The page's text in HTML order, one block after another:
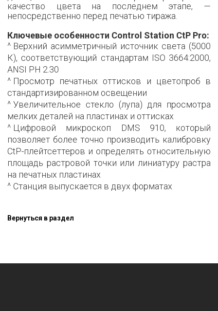
качество цвета на последнем этапе, —
непосредственно перед печатью тиража.
Ключевые особенности Control Station CtP Pro:
Верхний асимметричный источник света (5000
К), соответствующий стандартам ISO 3664:2000,
ANSI PH 2.30
Просмотр печатных оттисков и цветопроб в
стандартизированном освещении
Увеличительное стекло (лупа) для просмотра
мелких деталей на пластинах и оттисках
Цифровой микроскоп DMS 910, который
позволяет более точно производить калибровку
СtР-плейтсеттеров и определять относительную
площадь растровой точки или линиатуру растра
на печатных пластинах
Станция выпускается в двух форматах
Вернуться в раздел